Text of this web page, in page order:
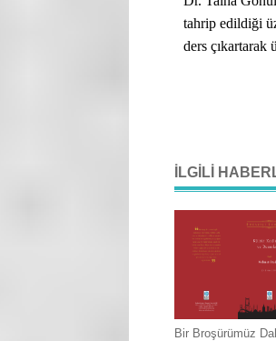
tahrip edildiği
ders çıkartarak
İLGILI
Bir Broşürümüz